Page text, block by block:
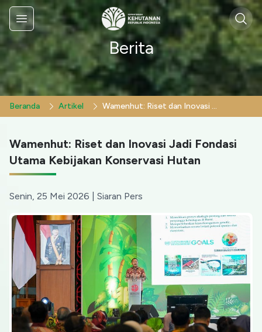
Menu
Berita
Beranda Artikel Wamenhut: Riset dan Inovasi Jadi Fondasi Utama Kebijakan Konservasi Hutan
Wamenhut: Riset dan Inovasi Jadi Fondasi
Utama Kebijakan Konservasi Hutan
Senin, 25 Mei 2026 Siaran Pers